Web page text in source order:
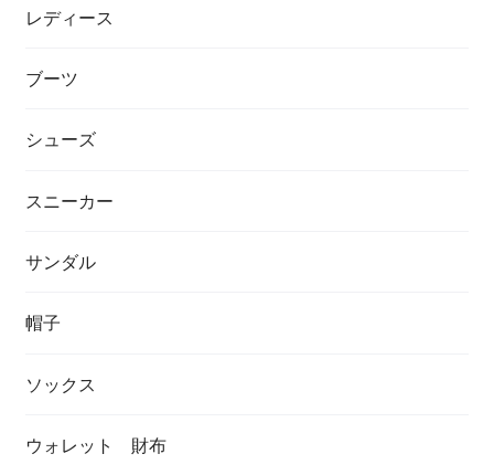
レディース
ブーツ
シューズ
スニーカー
サンダル
帽子
ソックス
ウォレット 財布